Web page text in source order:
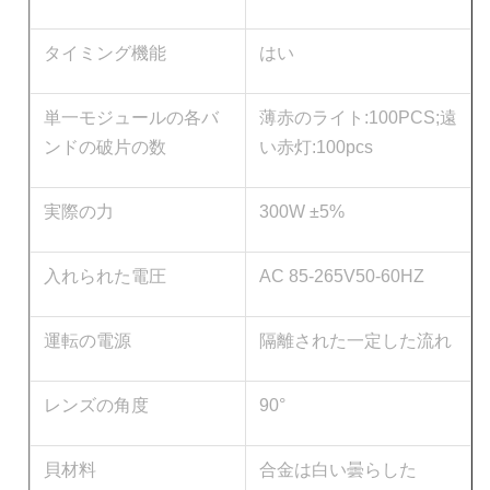
タイミング機能 はい
単一モジュールの各バ
ンドの破片の数
薄赤のライト:100PCS;遠
い赤灯:100pcs
実際の力 300W ±5%
入れられた電圧 AC 85-265V50-60HZ
運転の電源 隔離された一定した流れ
レンズの角度 90°
貝材料 合金は白い曇らした